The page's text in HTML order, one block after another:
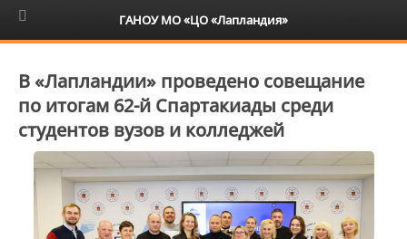
6+
В «Лапландии» проведено совещание
по итогам 62-й Спартакиады среди
студентов вузов и колледжей
ГАНОУ МО «ЦО «Лапландия»